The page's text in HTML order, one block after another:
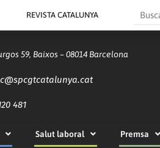
REVISTA CATALUNYA Search
59, Baixos – 08014 Barcelona
spcgtcatalunya.cat
481
Salut laboral Premsa